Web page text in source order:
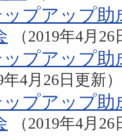
ップアップ
（2019年4月
ップアップ
年4月26日更新）
ップアップ
（2019年4月